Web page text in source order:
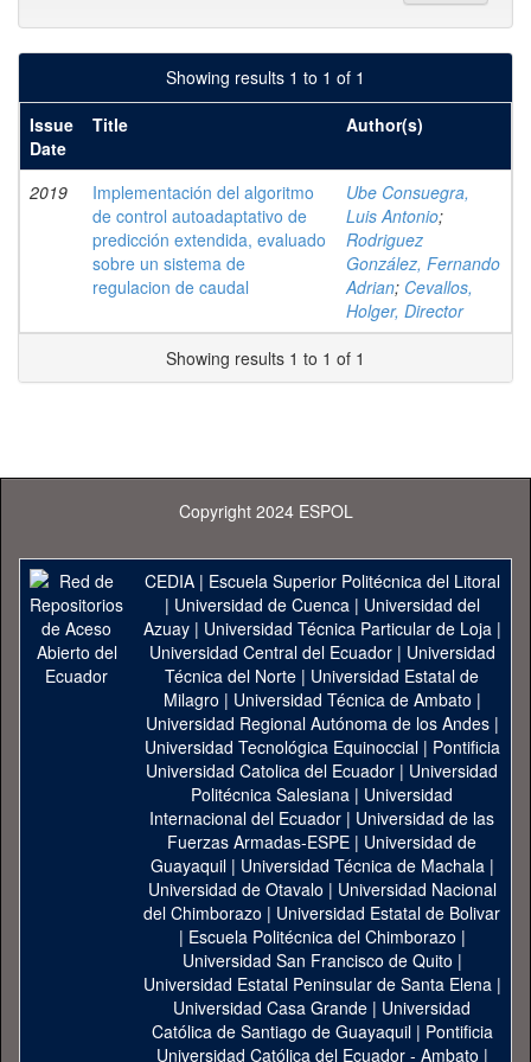
Showing results 1 to 1 of 1
Issue
Date
Title Author(s)
2019
Implementación del algoritmo
de control autoadaptativo de
predicción extendida, evaluado
sobre un sistema de
regulacion de caudal
Ube Consuegra,
Luis Antonio;
Rodriguez
González, Fernando
Adrian; Cevallos,
Holger, Director
Showing results 1 to 1 of 1
Copyright 2024 ESPOL
CEDIA| Escuela Superior Politécnica del Litoral
| Universidad de Cuenca| Universidad del
Azuay| Universidad Técnica Particular de Loja|
Universidad Central del Ecuador| Universidad
Técnica del Norte | Universidad Estatal de
Milagro | Universidad Técnica de Ambato |
Universidad Regional Autónoma de los Andes|
Universidad Tecnológica Equinoccial| Pontificia
Universidad Catolica del Ecuador | Universidad
Politécnica Salesiana | Universidad
Internacional del Ecuador | Universidad de las
Fuerzas Armadas-ESPE | Universidad de
Guayaquil| Universidad Técnica de Machala|
Universidad de Otavalo | Universidad Nacional
del Chimborazo | Universidad Estatal de Bolivar
| Escuela Politécnica del Chimborazo |
Universidad San Francisco de Quito |
Universidad Estatal Peninsular de Santa Elena|
Universidad Casa Grande | Universidad
Católica de Santiago de Guayaquil| Pontificia
Universidad Católica del Ecuador - Ambato |